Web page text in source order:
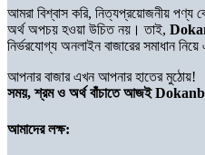
আমরা বিশ্বাস করি, নিত্যপ্রয়োজনীয় পণ্য
অর্থ অপচয় হওয়া উচিত নয়। তাই,
নির্ভরযোগ্য অনলাইন বাজারের সমাধান
আপনার বাজার এখন আপনার হাতের মুঠোয়!
সময়, শ্রম ও অর্থ বাঁচাতে আজই
আমাদের লক্ষ: